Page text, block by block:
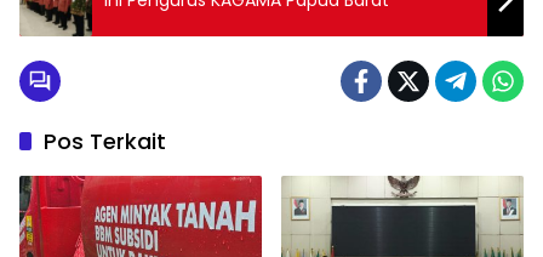
Pos Terkait